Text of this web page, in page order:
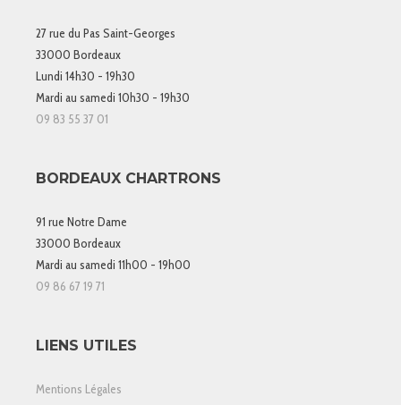
27 rue du Pas Saint-Georges
33000 Bordeaux
Lundi 14h30 - 19h30
Mardi au samedi 10h30 - 19h30
09 83 55 37 01
BORDEAUX CHARTRONS
91 rue Notre Dame
33000 Bordeaux
Mardi au samedi 11h00 - 19h00
09 86 67 19 71
LIENS UTILES
Mentions Légales